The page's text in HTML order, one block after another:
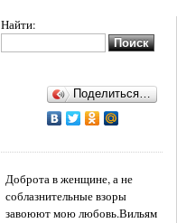
Найти:
Поделиться…
Доброта в женщине, а не
соблазнительные взоры
завоюют мою любовь.Вильям